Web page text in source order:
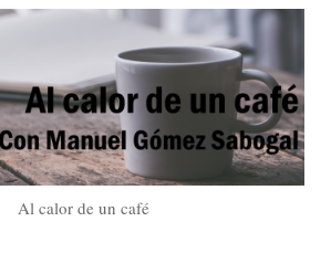
Al calor de un café